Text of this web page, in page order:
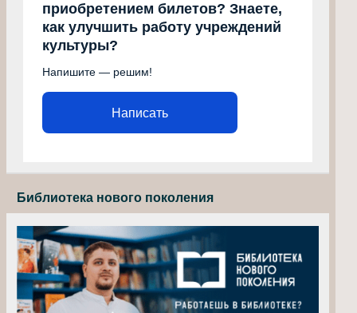
приобретением билетов? Знаете,
как улучшить работу учреждений
культуры?
Напишите — решим!
Написать
Библиотека нового поколения